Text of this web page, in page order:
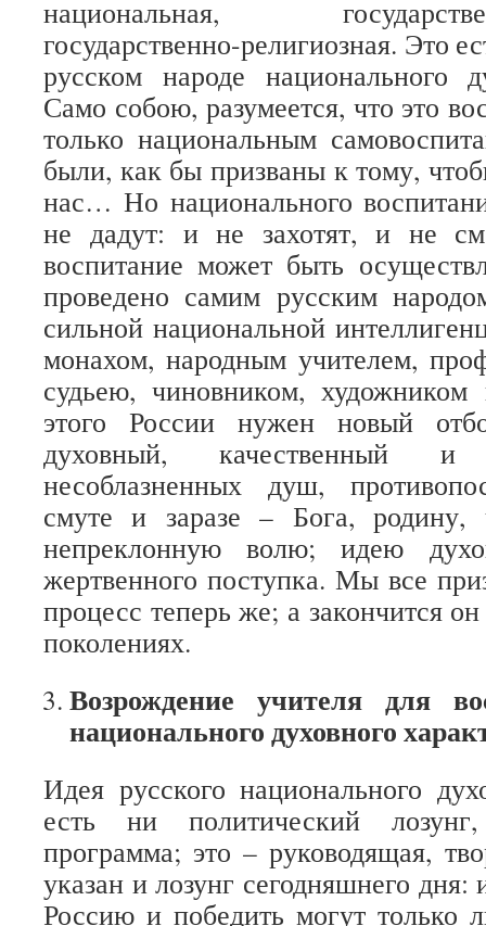
национальная,
государственно-религиозная. Это
русском народе национального
Само собою, разумеется, что это
только национальным
были, как бы призваны к тому,
нас… Но национального
не дадут: и не захотят, и не
воспитание может быть
проведено самим русским
сильной национальной
монахом, народным учителем,
судьею, чиновником,
этого России нужен новый
духовный, качественный
несоблазненных душ,
смуте и заразе – Бога, родину,
непреклонную волю; идею
жертвенного поступка. Мы все
процесс теперь же; а закончится
поколениях.
Возрождение учителя для
национального духовного
Идея русского национального
есть ни политический
программа; это – руководящая,
указан и лозунг сегодняшнего дня:
Россию и победить могут только